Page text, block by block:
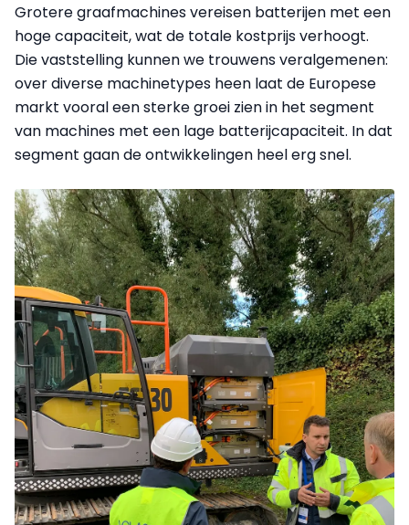
Grotere graafmachines vereisen batterijen met een
hoge capaciteit, wat de totale kostprijs verhoogt.
Die vaststelling kunnen we trouwens veralgemenen:
over diverse machinetypes heen laat de Europese
markt vooral een sterke groei zien in het segment
van machines met een lage batterijcapaciteit. In dat
segment gaan de ontwikkelingen heel erg snel.